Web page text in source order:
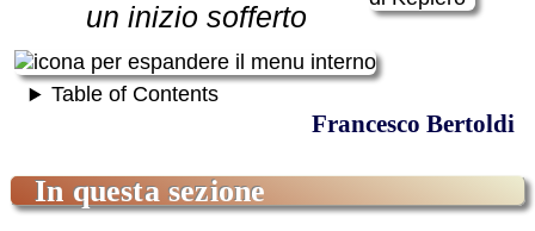
un inizio sofferto
Table of Contents
Francesco Bertoldi
in questa sezione